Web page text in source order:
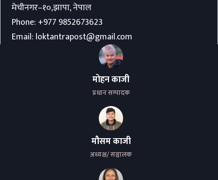
मेचीनगर–१०,झापा, नेपाल
Phone: +977 9852673623
Email: loktantrapost@gmail.com
मोहन काजी
प्रधान सम्पादक
मौसम काजी
अध्यक्ष/ सञ्चालक